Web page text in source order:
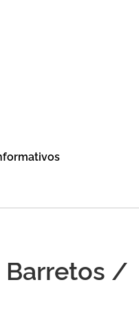
Barretos /